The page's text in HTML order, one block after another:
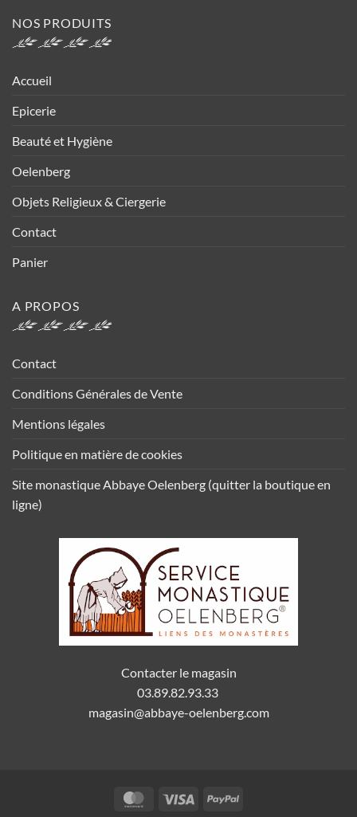
NOS PRODUITS
Accueil
Epicerie
Beauté et Hygiène
Oelenberg
Objets Religieux & Ciergerie
Contact
Panier
A PROPOS
Contact
Conditions Générales de Vente
Mentions légales
Politique en matière de cookies
Site monastique Abbaye Oelenberg (quitter la boutique en
ligne)
Contacter le magasin
03.89.82.93.33
magasin@abbaye-oelenberg.com
MasterCardVisa PayPal